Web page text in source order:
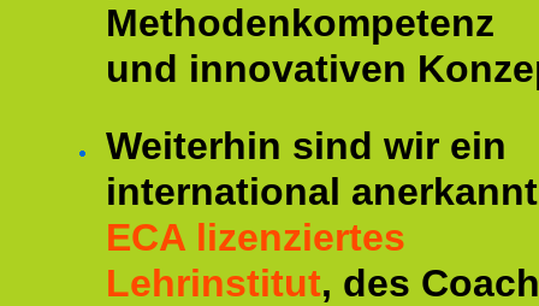
Methodenkompetenz
und innovativen
Weiterhin sind wir ein
international
ECA lizenziertes
Lehrinstitut, des